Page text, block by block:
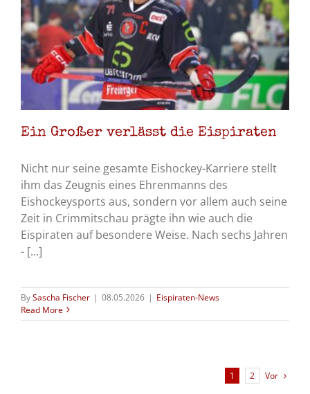
Ein Großer verlässt die Eispiraten
Nicht nur seine gesamte Eishockey-Karriere stellt
ihm das Zeugnis eines Ehrenmanns des
Eishockeysports aus, sondern vor allem auch seine
Zeit in Crimmitschau prägte ihn wie auch die
Eispiraten auf besondere Weise. Nach sechs Jahren
- [...]
BySascha Fischer | 08.05.2026 | Eispiraten-News
Read More
1 2 Vor